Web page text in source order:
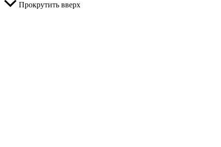
Прокрутить вверх